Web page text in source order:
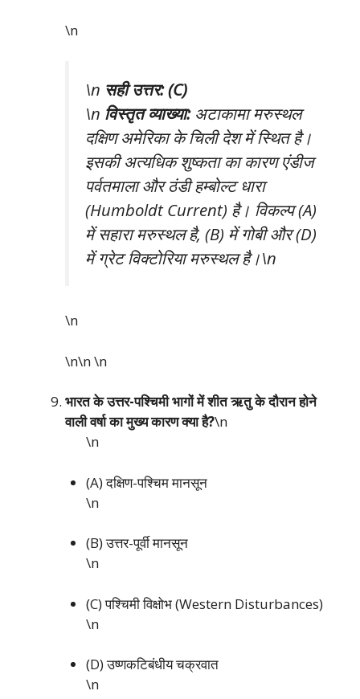
\n
\n सही उत्तर: (C)
\n विस्तृत व्याख्या:अटाकामा मरुस्थल
दक्षिण अमेरिका के चिली देश में स्थित है।
इसकी अत्यधिक शुष्कता का कारण एंडीज
पर्वतमाला और ठंडी हम्बोल्ट धारा
(Humboldt Current) है। विकल्प (A)
में सहारा मरुस्थल है, (B) में गोबी और (D)
में ग्रेट विक्टोरिया मरुस्थल है।\n
\n
\n\n\n
भारत के उत्तर-पश्चिमी भागों में शीत ऋतु के दौरान होने
वाली वर्षा का मुख्य कारण क्या है?\n
\n
(A) दक्षिण-पश्चिम मानसून
\n
(B) उत्तर-पूर्वी मानसून
\n
(C) पश्चिमी विक्षोभ (Western Disturbances)
\n
(D) उष्णकटिबंधीय चक्रवात
\n